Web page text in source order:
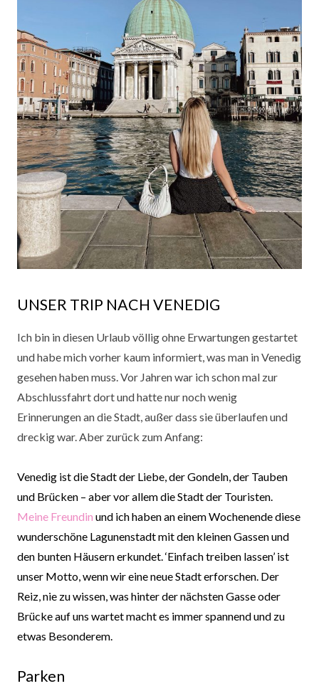
UNSER TRIP NACH VENEDIG
Ich bin in diesen Urlaub völlig ohne Erwartungen gestartet
und habe mich vorher kaum informiert, was man in Venedig
gesehen haben muss. Vor Jahren war ich schon mal zur
Abschlussfahrt dort und hatte nur noch wenig
Erinnerungen an die Stadt, außer dass sie überlaufen und
dreckig war. Aber zurück zum Anfang:
Venedig ist die Stadt der Liebe, der Gondeln, der Tauben
und Brücken – aber vor allem die Stadt der Touristen.
Meine Freundin und ich haben an einem Wochenende diese
wunderschöne Lagunenstadt mit den kleinen Gassen und
den bunten Häusern erkundet. ‘Einfach treiben lassen’ ist
unser Motto, wenn wir eine neue Stadt erforschen. Der
Reiz, nie zu wissen, was hinter der nächsten Gasse oder
Brücke auf uns wartet macht es immer spannend und zu
etwas Besonderem.
Parken